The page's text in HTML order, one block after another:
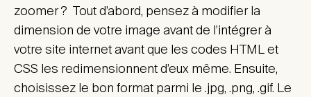
zoomer ? Tout d’abord, pensez à modifier la
dimension de votre image avant de l’intégrer à
votre site internet avant que les codes HTML et
CSS les redimensionnent d’eux même. Ensuite,
choisissez le bon format parmi le .jpg, .png, .gif. Le